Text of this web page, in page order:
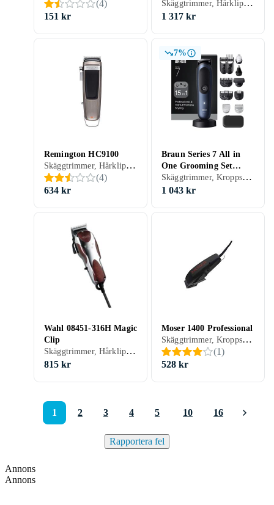
(4)
151 kr
Skäggtrimmer, Hårklippare, Batteridrift, För våt och torr användning, Display, Vattentålig, Stöd för snabbladdning, Inställningslås, Multitrimmer, Vattentät, Hårkam ingår
1 317 kr
Remington HC9100
Skäggtrimmer, Hårklippare, Batteridrift, Display, Justerbar hastighet
(4)
634 kr
7%
Braun Series 7 All in
One Grooming Set
AIO7580
Skäggtrimmer, Kroppshår, Nästrimmer & örontrimmer, Hårklippare, Ögonbrynstrimmer, Batteridrift, För våt och torr användning, Display, Stöd för snabbladdning, Vibrerande rakning (folie), Inställningslås, Multitrimmer, Laddningsställ, Vattentät, Precisionsskärsystem, Hårkam ingår
1 043 kr
Wahl 08451-316H Magic
Clip
Skäggtrimmer, Hårklippare, Batteridrift, Hårkam ingår
815 kr
Moser 1400 Professional
Skäggtrimmer, Kroppshår, Hårklippare, Batteridrift, Display
(1)
528 kr
1 2 3 4 5 10 16
Rapportera fel
Annons
Annons